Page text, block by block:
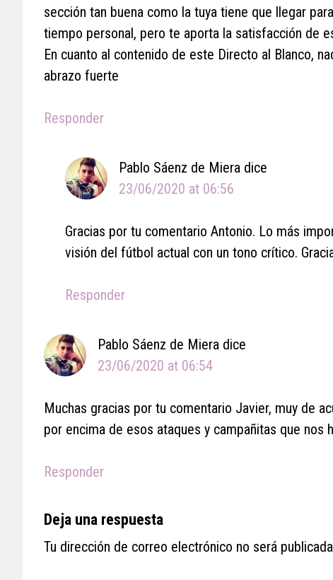
sección tan buena como la tuya tiene que llegar
tiempo personal, pero te aporta la satisfacción de
En cuanto al contenido de este Directo al Blanco,
abrazo fuerte
Responder
Pablo Sáenz de Miera dice
23/06/2020 at 06:56
Gracias por tu comentario Antonio. Lo más
visión del fútbol actual con un tono crítico.
Responder
Pablo Sáenz de Miera dice
23/06/2020 at 06:54
Muchas gracias por tu comentario Javier, muy de
por encima de esos ataques y campañitas que nos
Responder
Deja una respuesta
Tu dirección de correo electrónico no será